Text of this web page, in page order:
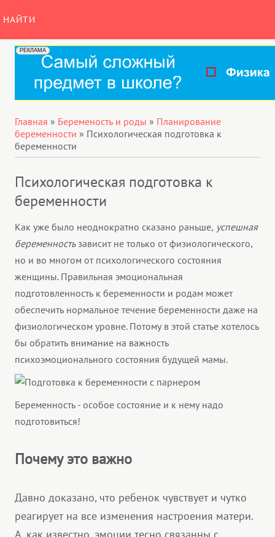
НАЙТИ
Главная » Беременость и роды » Планирование
беременности » Психологическая подготовка к
беременности
Психологическая подготовка к
беременности
Как уже было неоднократно сказано раньше, успешная
беременностьзависит не только от физиологического,
но и во многом от психологического состояния
женщины. Правильная эмоциональная
подготовленность к беременности и родам может
обеспечить нормальное течение беременности даже на
физиологическом уровне. Потому в этой статье хотелось
бы обратить внимание на важность
психоэмоционального состояния будущей мамы.
Беременность - особое состояние и к нему надо
подготовиться!
Почему это важно
Давно доказано, что ребенок чувствует и чутко
реагирует на все изменения настроения матери.